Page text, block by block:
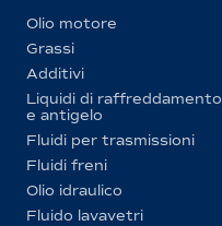
Olio motore
Grassi
Additivi
Liquidi di raffreddamento
e antigelo
Fluidi per trasmissioni
Fluidi freni
Olio idraulico
Fluido lavavetri